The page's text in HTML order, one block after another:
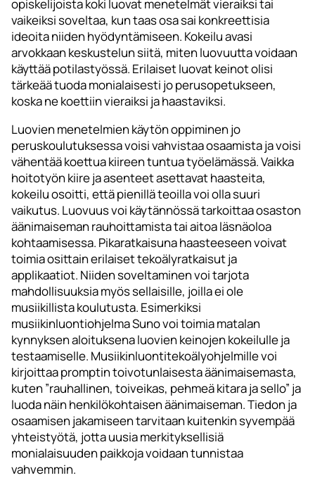
opiskelijoista koki luovat menetelmät vieraiksi tai
vaikeiksi soveltaa, kun taas osa sai konkreettisia
ideoita niiden hyödyntämiseen. Kokeilu avasi
arvokkaan keskustelun siitä, miten luovuutta voidaan
käyttää potilastyössä. Erilaiset luovat keinot olisi
tärkeää tuoda monialaisesti jo perusopetukseen,
koska ne koettiin vieraiksi ja haastaviksi.
Luovien menetelmien käytön oppiminen jo
peruskoulutuksessa voisi vahvistaa osaamista ja voisi
vähentää koettua kiireen tuntua työelämässä. Vaikka
hoitotyön kiire ja asenteet asettavat haasteita,
kokeilu osoitti, että pienillä teoilla voi olla suuri
vaikutus. Luovuus voi käytännössä tarkoittaa osaston
äänimaiseman rauhoittamista tai aitoa läsnäoloa
kohtaamisessa. Pikaratkaisuna haasteeseen voivat
toimia osittain erilaiset tekoälyratkaisut ja
applikaatiot. Niiden soveltaminen voi tarjota
mahdollisuuksia myös sellaisille, joilla ei ole
musiikillista koulutusta. Esimerkiksi
musiikinluontiohjelma Suno voi toimia matalan
kynnyksen aloituksena luovien keinojen kokeilulle ja
testaamiselle. Musiikinluontitekoälyohjelmille voi
kirjoittaa promptin toivotunlaisesta äänimaisemasta,
kuten ”rauhallinen, toiveikas, pehmeä kitara ja sello” ja
luoda näin henkilökohtaisen äänimaiseman. Tiedon ja
osaamisen jakamiseen tarvitaan kuitenkin syvempää
yhteistyötä, jotta uusia merkityksellisiä
monialaisuuden paikkoja voidaan tunnistaa
vahvemmin.